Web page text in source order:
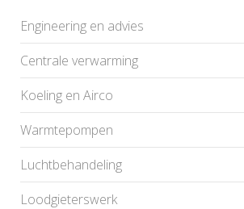
Engineering en advies
Centrale verwarming
Koeling en Airco
Warmtepompen
Luchtbehandeling
Loodgieterswerk